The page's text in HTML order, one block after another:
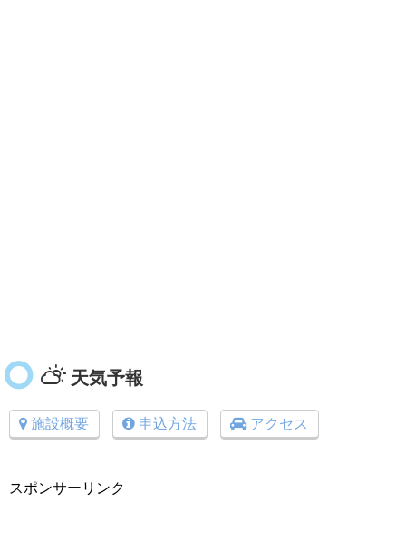
天気予報
施設概要 申込方法 アクセス
スポンサーリンク